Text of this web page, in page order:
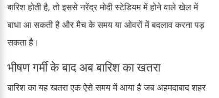
बारिश होती है, तो इससे नरेंद्र मोदी स्टेडियम में होने वाले खेल में
बाधा आ सकती है और मैच के समय या ओवरों में बदलाव करना पड़
सकता है।
भीषण गर्मी के बाद अब बारिश का खतरा
बारिश का यह खतरा एक ऐसे समय में आया है जब अहमदाबाद शहर